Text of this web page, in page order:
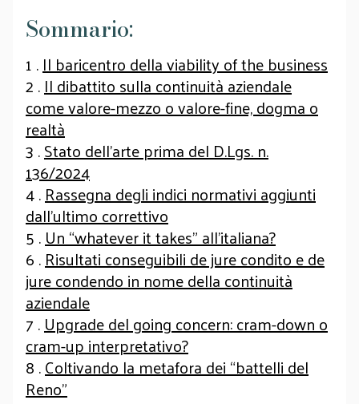
Sommario:
1 .Il baricentro della viability of the business
2 .Il dibattito sulla continuità aziendale
come valore-mezzo o valore-fine, dogma o
realtà
3 .Stato dell’arte prima del D.Lgs. n.
136/2024
4 .Rassegna degli indici normativi aggiunti
dall’ultimo correttivo
5 .Un “whatever it takes” all’italiana?
6 .Risultati conseguibili de jure condito e de
jure condendo in nome della continuità
aziendale
7 .Upgrade del going concern: cram-down o
cram-up interpretativo?
8 .Coltivando la metafora dei “battelli del
Reno”